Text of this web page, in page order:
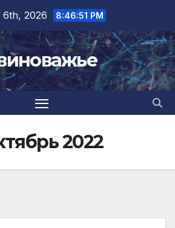
6th, 2026 8:46:52 PM
2022